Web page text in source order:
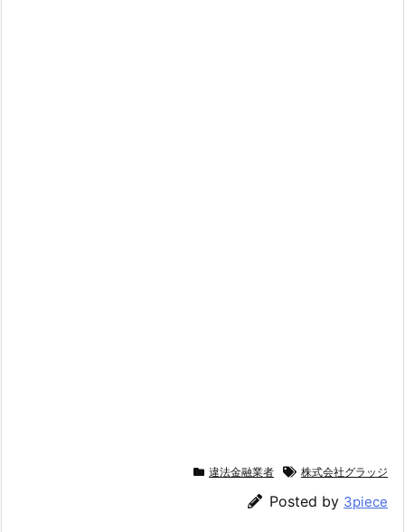
違法金融業者 株式会社グラッジ
Posted by 3piece